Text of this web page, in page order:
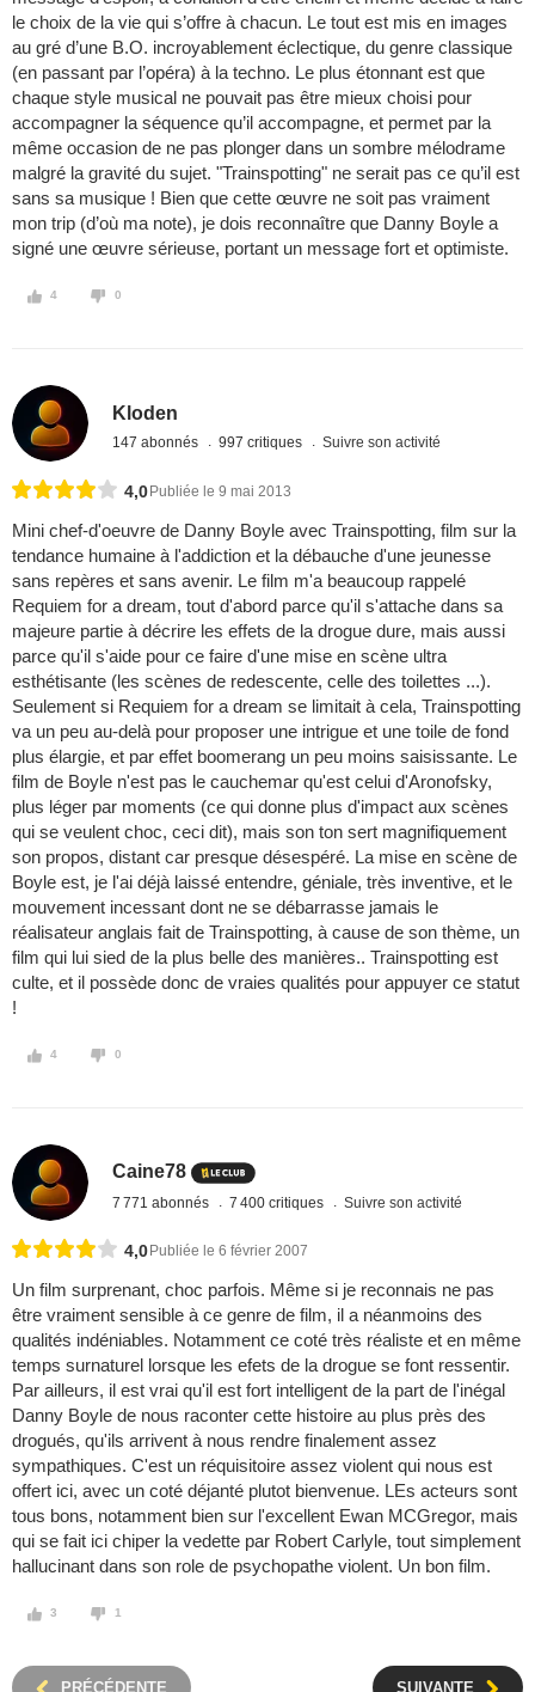
le choix de la vie qui s’offre à chacun. Le tout est mis en images
au gré d’une B.O. incroyablement éclectique, du genre classique
(en passant par l’opéra) à la techno. Le plus étonnant est que
chaque style musical ne pouvait pas être mieux choisi pour
accompagner la séquence qu’il accompagne, et permet par la
même occasion de ne pas plonger dans un sombre mélodrame
malgré la gravité du sujet. "Trainspotting" ne serait pas ce qu’il est
sans sa musique ! Bien que cette œuvre ne soit pas vraiment
mon trip (d’où ma note), je dois reconnaître que Danny Boyle a
signé une œuvre sérieuse, portant un message fort et optimiste.
4 0
Kloden
147 abonnés 997 critiques Suivre son activité
4,0 Publiée le 9 mai 2013
Mini chef-d'oeuvre de Danny Boyle avec Trainspotting, film sur la
tendance humaine à l'addiction et la débauche d'une jeunesse
sans repères et sans avenir. Le film m'a beaucoup rappelé
Requiem for a dream, tout d'abord parce qu'il s'attache dans sa
majeure partie à décrire les effets de la drogue dure, mais aussi
parce qu'il s'aide pour ce faire d'une mise en scène ultra
esthétisante (les scènes de redescente, celle des toilettes ...).
Seulement si Requiem for a dream se limitait à cela, Trainspotting
va un peu au-delà pour proposer une intrigue et une toile de fond
plus élargie, et par effet boomerang un peu moins saisissante. Le
film de Boyle n'est pas le cauchemar qu'est celui d'Aronofsky,
plus léger par moments (ce qui donne plus d'impact aux scènes
qui se veulent choc, ceci dit), mais son ton sert magnifiquement
son propos, distant car presque désespéré. La mise en scène de
Boyle est, je l'ai déjà laissé entendre, géniale, très inventive, et le
mouvement incessant dont ne se débarrasse jamais le
réalisateur anglais fait de Trainspotting, à cause de son thème, un
film qui lui sied de la plus belle des manières.. Trainspotting est
culte, et il possède donc de vraies qualités pour appuyer ce statut
!
4 0
Caine78
7 771 abonnés 7 400 critiques Suivre son activité
4,0 Publiée le 6 février 2007
Un film surprenant, choc parfois. Même si je reconnais ne pas
être vraiment sensible à ce genre de film, il a néanmoins des
qualités indéniables. Notamment ce coté très réaliste et en même
temps surnaturel lorsque les efets de la drogue se font ressentir.
Par ailleurs, il est vrai qu'il est fort intelligent de la part de l'inégal
Danny Boyle de nous raconter cette histoire au plus près des
drogués, qu'ils arrivent à nous rendre finalement assez
sympathiques. C'est un réquisitoire assez violent qui nous est
offert ici, avec un coté déjanté plutot bienvenue. LEs acteurs sont
tous bons, notamment bien sur l'excellent Ewan MCGregor, mais
qui se fait ici chiper la vedette par Robert Carlyle, tout simplement
hallucinant dans son role de psychopathe violent. Un bon film.
3 1
PRÉCÉDENTE SUIVANTE